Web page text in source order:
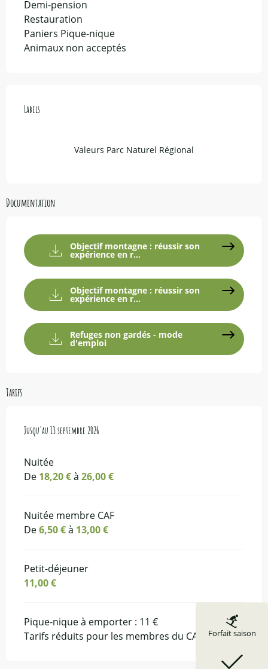
Forfait saison
Demi-pension
Restauration
Paniers Pique-nique
Animaux non acceptés
Labels
Labels
Valeurs Parc Naturel Régional
Documentation
Objectif montagne : réussir son
expérience en r...
Objectif montagne : réussir son
expérience en r...
Refuges non gardés - mode
d'emploi
Tarifs
Du13 juin 2026au13 septembre 2026
Jusqu'au 13 septembre 2026
Nuitée
De 18,20 €à 26,00 €
Nuitée membre CAF
De6,50 €à 13,00 €
Petit-déjeuner
11,00 €
Pique-nique à emporter : 11 €
Tarifs réduits pour les membres du CAF